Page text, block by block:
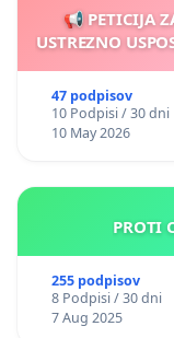
📢 PETICIJA
USTREZNO
47 podpisov
10 Podpisi / 30 dni
10 May 2026
PROTI
255 podpisov
8 Podpisi / 30 dni
7 Aug 2025